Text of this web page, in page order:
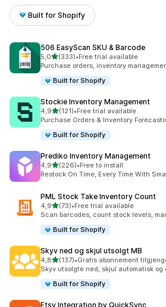
Built for Shopify
506 EasyScan SKU & Barcode
5,0av 5 stjerner
(333)
Totalt 333 omtaler
•Free trial available
Purchase orders, inventory
Built for Shopify
Stockie Inventory Management
4,9av 5 stjerner
(121)
Totalt 121 omtaler
•Free trial available
Purchase Orders & Inventory
Built for Shopify
Prediko Inventory Management
4,9av 5 stjerner
(226)
Totalt 226 omtaler
•Free to install
Restock On Time, Every Time With
PML Stock Take Inventory Count
4,9av 5 stjerner
(73)
Totalt 73 omtaler
•Free trial available
Scan barcodes, count stock levels,
Built for Shopify
Skyv ned og skjul utsolgt MB
4,8av 5 stjerner
(137)
Totalt 137 omtaler
•Gratis abonnement
Skyv utsolgte ned, skjul automatisk
Built for Shopify
Etsy Integration by QuickSync